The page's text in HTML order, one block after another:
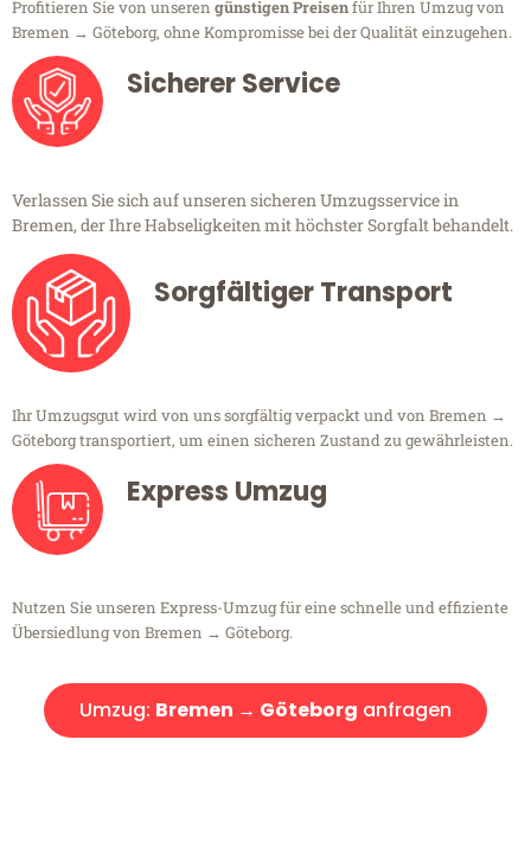
Profitieren Sie von unseren günstigen Preisenfür Ihren Umzug von
Bremen → Göteborg, ohne Kompromisse bei der Qualität einzugehen.
Sicherer Service
Verlassen Sie sich auf unseren sicheren Umzugsservice in
Bremen, der Ihre Habseligkeiten mit höchster Sorgfalt behandelt.
Sorgfältiger Transport
Ihr Umzugsgut wird von uns sorgfältig verpackt und von Bremen →
Göteborg transportiert, um einen sicheren Zustand zu gewährleisten.
Express Umzug
Nutzen Sie unseren Express-Umzug für eine schnelle und effiziente
Übersiedlung von Bremen → Göteborg.
Umzug: Bremen → Göteborg anfragen